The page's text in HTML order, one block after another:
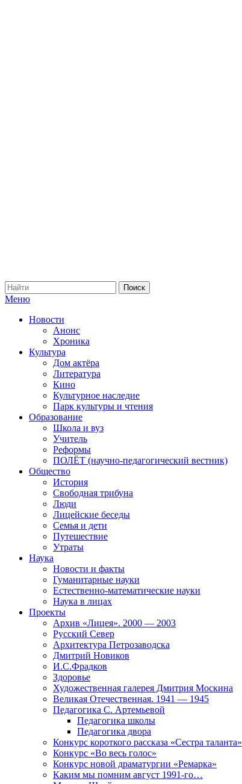
Меню
Новости
Анонс
Хроника
Культура
Дом актёра
Литература
Кино
Культурное наследие
Парк культуры и чтения
Образование
Школа и вуз
Учитель
Реформы
ПОЛЁТ (научно-педагогический вестник)
Общество
История
Свободная трибуна
Люди
Лицейские беседы
Семья и дети
Путешествие
Утраты
Наука
Новости и факты
Гуманитарные науки
Естественно-математические науки
Наука в лицах
Проекты
Архив «Лицея». 2000 — 2003
Русский Север
Архитектура Петрозаводска
Дмитрий Новиков
И.С.Фрадков
Здоровье
Художественная галерея Дмитрия Москина
Великая Отечественная. 1941 — 1945
Педагогика С. Артемьевой
Педагогика школы
Педагогика двора
Конкурс короткого рассказа «Сестра таланта»
Конкурс «Во весь голос»
Конкурс новой драматургии «Ремарка»
Каким мы помним август 1991-го…